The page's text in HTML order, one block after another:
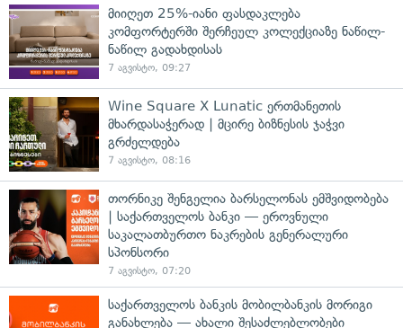
მიიღეთ 25%-იანი ფასდაკლება
კომფორტერში შერჩეულ კოლექციაზე ნაწილ-
ნაწილ გადახდისას
7 აგვისტო, 09:27
Wine Square X Lunatic ერთმანეთის
მხარდასაჭერად | მცირე ბიზნესის ჯაჭვი
გრძელდება
7 აგვისტო, 08:16
თორნიკე შენგელია ბარსელონას ემშვიდობება
| საქართველოს ბანკი — ეროვნული
საკალათბურთო ნაკრების გენერალური
სპონსორი
7 აგვისტო, 07:20
საქართველოს ბანკის მობილბანკის მორიგი
განახლება — ახალი შესაძლებლობები